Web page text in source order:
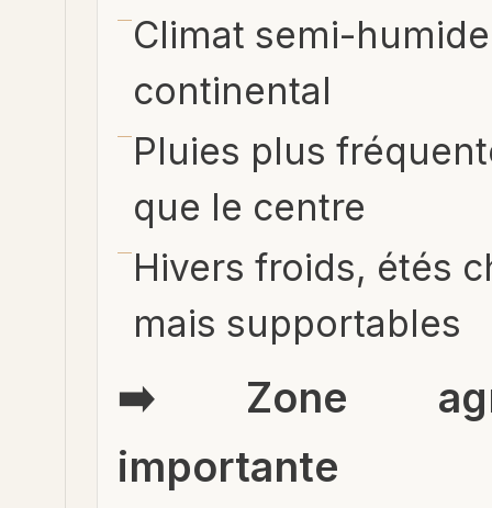
Climat semi-
continental
Pluies plus
que le centre
Hivers froids, étés
mais supportables
➡️ Zone
importante